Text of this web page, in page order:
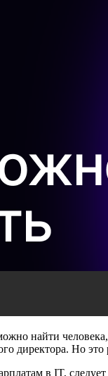
найти
директора. Но
в IT,